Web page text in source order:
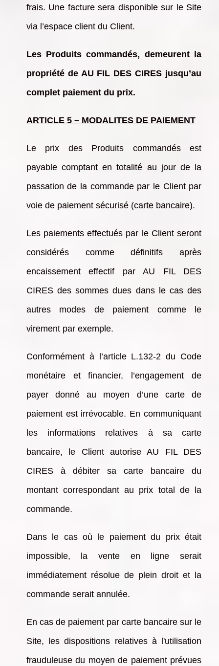
frais. Une facture sera disponible sur le Site
via l’espace client du Client.
Les Produits commandés, demeurent la
propriété de AU FIL DES CIRES jusqu’au
complet paiement du prix.
ARTICLE 5 – MODALITES DE PAIEMENT
Le prix des Produits commandés est
payable comptant en totalité au jour de la
passation de la commande par le Client par
voie de paiement sécurisé (carte bancaire).
Les paiements effectués par le Client seront
considérés comme définitifs après
encaissement effectif par AU FIL DES
CIRES des sommes dues dans le cas des
autres modes de paiement comme le
virement par exemple.
Conformément à l’article L.132-2 du Code
monétaire et financier, l’engagement de
payer donné au moyen d’une carte de
paiement est irrévocable. En communiquant
les informations relatives à sa carte
bancaire, le Client autorise AU FIL DES
CIRES à débiter sa carte bancaire du
montant correspondant au prix total de la
commande.
Dans le cas où le paiement du prix était
impossible, la vente en ligne serait
immédiatement résolue de plein droit et la
commande serait annulée.
En cas de paiement par carte bancaire sur le
Site, les dispositions relatives à l'utilisation
frauduleuse du moyen de paiement prévues